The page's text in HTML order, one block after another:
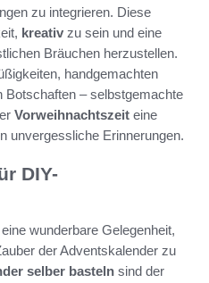
zu integrieren. Diese
kreativ zu sein und eine
Bräuchen herzustellen.
handgemachten
Botschaften – selbstgemachte
Vorweihnachtszeit eine
unvergessliche Erinnerungen.
DIY-
wunderbare Gelegenheit,
der Adventskalender zu
selber basteln sind der